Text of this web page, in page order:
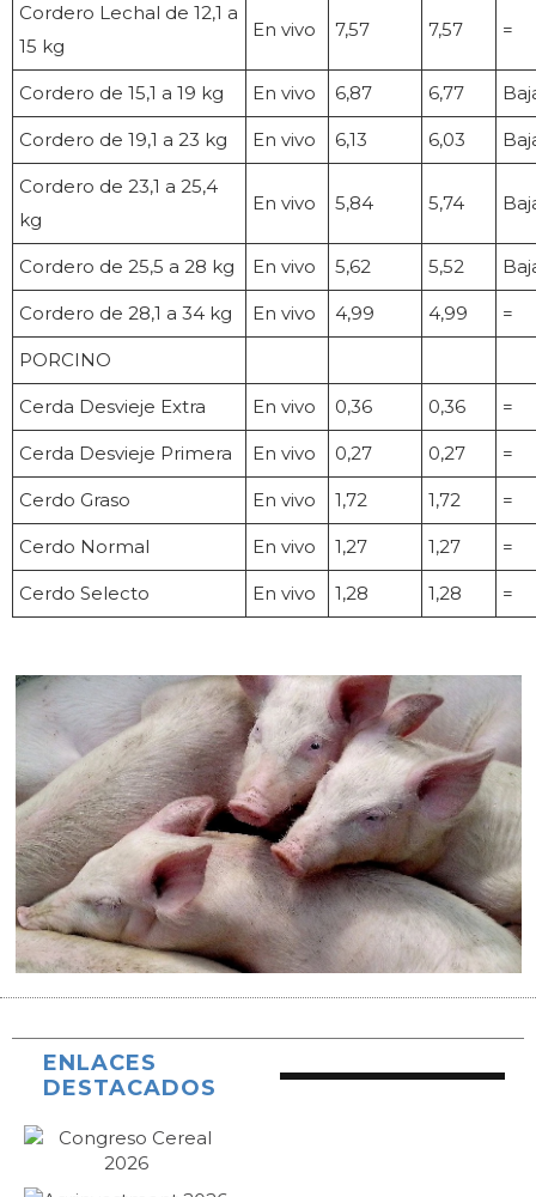
Cordero Lechal de 12,1 a
15 kg
En vivo 7,57 7,57 =
Cordero de 15,1 a 19 kg En vivo 6,87 6,77
Cordero de 19,1 a 23 kg En vivo 6,13 6,03
Cordero de 23,1 a 25,4
kg
En vivo 5,84 5,74
Cordero de 25,5 a 28 kg En vivo 5,62 5,52
Cordero de 28,1 a 34 kg En vivo 4,99 4,99 =
PORCINO
Cerda Desvieje Extra En vivo 0,36 0,36 =
Cerda Desvieje Primera En vivo 0,27 0,27 =
Cerdo Graso En vivo 1,72 1,72 =
Cerdo Normal En vivo 1,27 1,27 =
Cerdo Selecto En vivo 1,28 1,28 =
ENLACES
DESTACADOS